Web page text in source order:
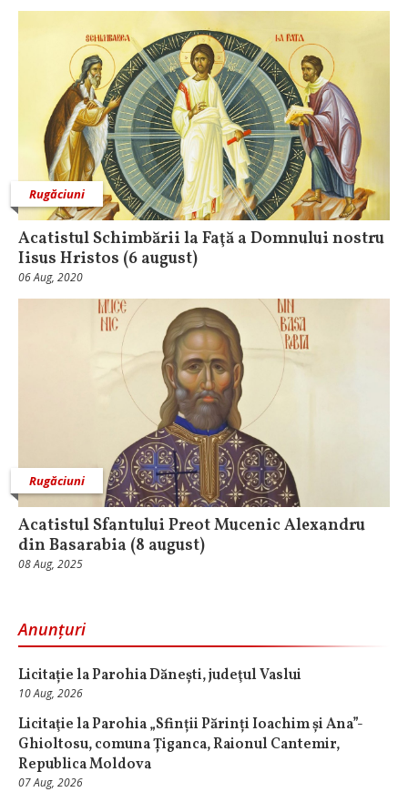
Rugăciuni
Acatistul Schimbării la Faţă a Domnului nostru
Iisus Hristos (6 august)
06 Aug, 2020
Rugăciuni
Acatistul Sfantului Preot Mucenic Alexandru
din Basarabia (8 august)
08 Aug, 2025
Anunțuri
Licitație la Parohia Dănești, judeţul Vaslui
10 Aug, 2026
Licitaţie la Parohia „Sfinții Părinți Ioachim și Ana”-
Ghioltosu, comuna Țiganca, Raionul Cantemir,
Republica Moldova
07 Aug, 2026